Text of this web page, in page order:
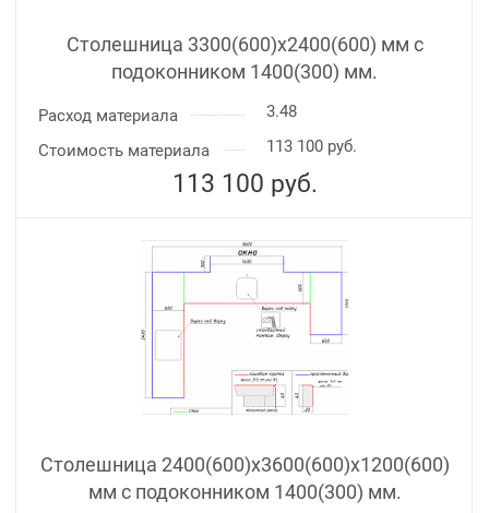
Столешница 3300(600)х2400(600) мм с
подоконником 1400(300) мм.
Расход материала
3.48
Стоимость материала
113 100 руб.
113 100 руб.
Столешница 2400(600)х3600(600)x1200(600)
мм с подоконником 1400(300) мм.